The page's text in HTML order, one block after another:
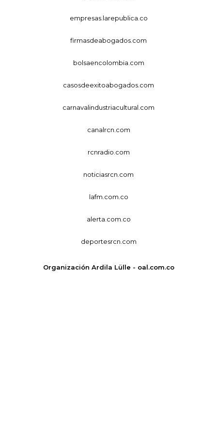
empresas.larepublica.co
firmasdeabogados.com
bolsaencolombia.com
casosdeexitoabogados.com
carnavalindustriacultural.com
canalrcn.com
rcnradio.com
noticiasrcn.com
lafm.com.co
alerta.com.co
deportesrcn.com
Organización Ardila Lülle - oal.com.co